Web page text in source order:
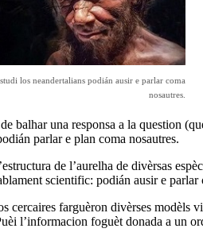
los neandertalians podián ausir e parlar coma
nosautres.
balhar una responsa a la question
parlar e plan coma nosautres.
de l’aurelha de divèrsas
scientific: podián ausir e parlar
cercaires farguèron divèrses modèls
l’informacion foguèt donada a un